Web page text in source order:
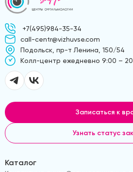
+7(495)984-35-34
call-centr@vizhuvse.com
Подольск, пр-т Ленина, 150/54
Kолл-центр ежедневно 9:00 –
Записаться к
Узнать статус
Каталог